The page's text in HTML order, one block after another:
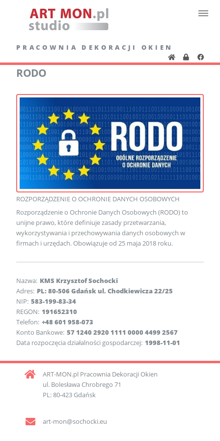
PRACOWNIA DEKORACJI OKIEN
RODO
ROZPORZĄDZENIE O OCHRONIE DANYCH OSOBOWYCH
Rozporządzenie o Ochronie Danych Osobowych (RODO) to
unijne prawo, które definiuje zasady przetwarzania,
wykorzystywania i przechowywania danych osobowych w
firmach i urzędach. Obowiązuje od 25 maja 2018 roku.
Nazwa: KMS Krzysztof Sochocki
Adres: PL: 80-506 Gdańsk ul. Chodkiewicza 22/25
NIP: 583-199-83-34
REGON: 191652310
Telefon: +48 601 958-073
Konto Bankowe: 57 1240 2920 1111 0000 4499 2567
Data rozpoczęcia działalności gospodarczej: 1998-11-01
ART-MON.pl Pracownia Dekoracji Okien
ul. Bolesława Chrobrego 71
PL: 80-423 Gdańsk
art-mon@sochocki.eu